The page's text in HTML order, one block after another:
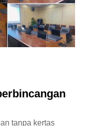
tanpa kertas